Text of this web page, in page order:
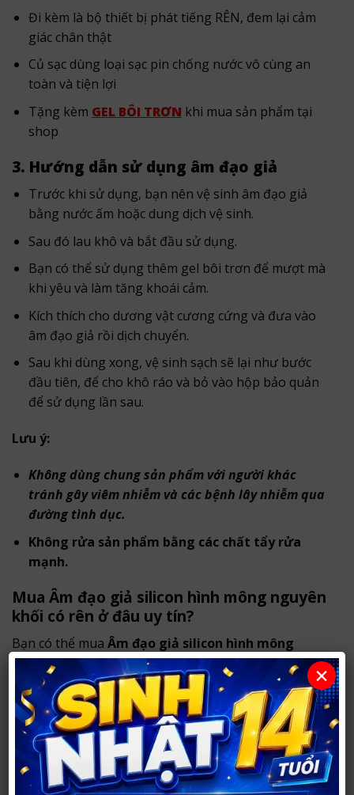
Đi kèm là bộ thiết bị phát tiếng RÊN, đem lại cảm
giác chân thật
Củ sạc dùng loại sạc pin chống nước vô cùng an
toàn và tiện lợi
Tặng kèm GEL BÔI TRƠN khi mua sản phẩm tại
shop
3. Hướng dẫn sử dụng âm đạo giả
Trước khi sử dụng, bạn nên vệ sinh âm đạo giả
bằng nước ấm hoặc dung dịch vệ sinh.
Sau đó lau khô và bắt đầu sử dụng.
Bạn có thể sử dụng thêm gel bôi trơn để mượt mà
khi yêu và làm tăng khoái cảm.
Kích thích cho dương vật cương cứng và đưa vào
âm đạo giả rồi dịch chuyển.
Sau khi dùng xong, vệ sinh sạch sẽ lại như bước
đầu tiên, để cho khô ráo và bỏ vào hộp bảo quản
để sử dụng lần sau.
Lưu ý:
Không dùng chung sản phẩm với người khác
tránh gây viêm nhiễm và các bệnh lây nhiễm qua
đường tình dục.
Không rửa sản phẩm bằng các chất tẩy rửa
mạnh.
Mua Âm đạo giả silicon hình mông nguyên
khối có rên ở đâu uy tín?
Bạn có thể mua Âm đạo giả silicon hình mông
nguyên khối có rêntạiShop Người Lớn 37.
Với hơn14 năm hoạt động, shop chuyên tư vấn và
cung cấp sản phẩm chính hãng, hỗ trợ khách hàng
lựa chọn kín đáo, phù hợp nhu cầu.
Sản phẩm chính hãng, thông tin rõ ràng.
Tư vấn riêng tư, phù hợp nhu cầu sử dụng.
×